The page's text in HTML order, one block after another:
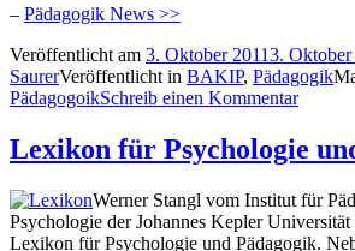
– Pädagogik News >>
Veröffentlicht am 3. Oktober 20113. Oktober
SaurerVeröffentlicht in BAKIP, Pädagogik
PädagogoikSchreib einen Kommentar
Lexikon für Psychologie
Werner Stangl vom Institut für
Psychologie der Johannes Kepler
Lexikon für Psychologie und Pädagogik.